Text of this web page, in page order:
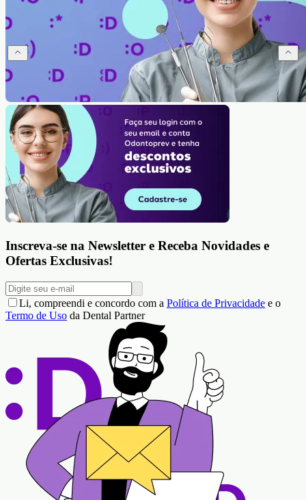
Inscreva-se na Newsletter e Receba Novidades e
Ofertas Exclusivas!
Li, compreendi e concordo com a Política de Privacidade e o
Termo de Uso da Dental Partner